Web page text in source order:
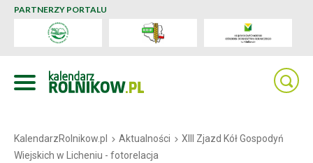
PARTNERZY PORTALU
KalendarzRolnikow.pl Aktualności
XIII Zjazd Kół Gospodyń
Wiejskich w Licheniu - fotorelacja